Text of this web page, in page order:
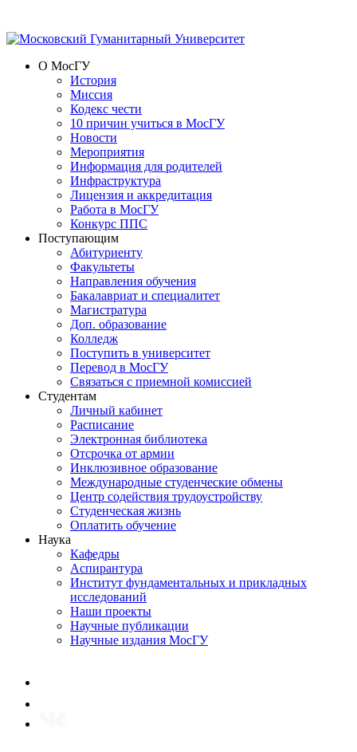
О МосГУ
История
Миссия
Кодекс чести
10 причин учиться в МосГУ
Новости
Мероприятия
Информация для родителей
Инфраструктура
Лицензия и аккредитация
Работа в МосГУ
Конкурс ППС
Поступающим
Абитуриенту
Факультеты
Направления обучения
Бакалавриат и специалитет
Магистратура
Доп. образование
Колледж
Поступить в университет
Перевод в МосГУ
Связаться с приемной комиссией
Студентам
Личный кабинет
Расписание
Электронная библиотека
Отсрочка от армии
Инклюзивное образование
Международные студенческие обмены
Центр содействия трудоустройству
Студенческая жизнь
Оплатить обучение
Наука
Кафедры
Аспирантура
Институт фундаментальных и прикладных
исследований
Наши проекты
Научные публикации
Научные издания МосГУ